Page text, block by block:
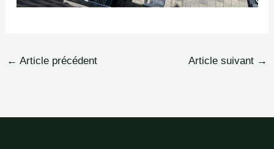
← Article précédent Article suivant →